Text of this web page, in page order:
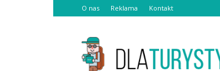
O nas Reklama Kontakt
Dlaturysty.pl